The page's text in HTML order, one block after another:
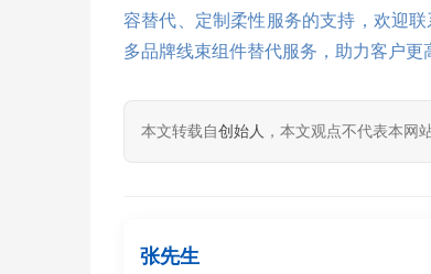
容替代、定制柔性服务的支持，欢迎联
多品牌线束组件替代服务，助力客户更
本文转载自创始人 ，本文观点不代表本网
张先生